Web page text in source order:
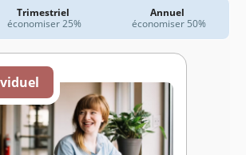
Trimestriel
économiser 25%
Annuel
économiser 50%